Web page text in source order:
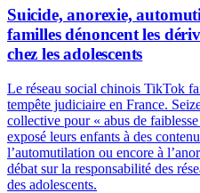
Suicide, anorexie,
familles dénoncent les
chez les adolescents
Le réseau social chinois TikTok
tempête judiciaire en France.
collective pour « abus de
exposé leurs enfants à des
l’automutilation ou encore à
débat sur la responsabilité des
des adolescents.